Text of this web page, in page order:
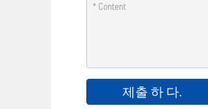
제출 하 다.